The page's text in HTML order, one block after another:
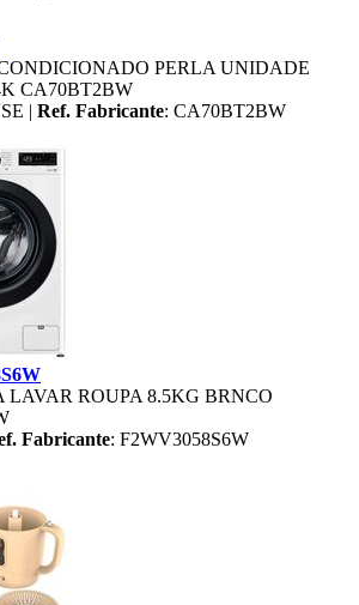
PERLA UNIDADE
CA70BT2BW
| Ref. Fabricante: CA70BT2BW
ROUPA 8.5KG BRNCO
Fabricante: F2WV3058S6W